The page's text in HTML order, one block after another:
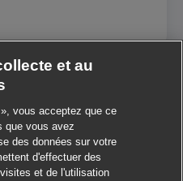
7 8 9
et au
vous acceptez que ce
que vous avez
des données sur votre
d'effectuer des
et de l'utilisation